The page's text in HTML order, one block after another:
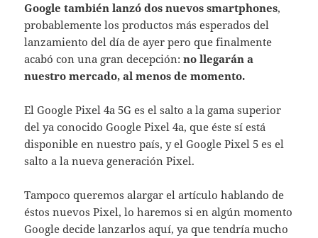
Google también lanzó dos nuevos smartphones,
probablemente los productos más esperados del
lanzamiento del día de ayer pero que finalmente
acabó con una gran decepción:no llegarán a
nuestro mercado, al menos de momento.
El Google Pixel 4a 5G es el salto a la gama superior
del ya conocido Google Pixel 4a, que éste sí está
disponible en nuestro país, y el Google Pixel 5 es el
salto a la nueva generación Pixel.
Tampoco queremos alargar el artículo hablando de
éstos nuevos Pixel, lo haremos si en algún momento
Google decide lanzarlos aquí, ya que tendría mucho